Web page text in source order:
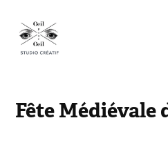
Fête Médiévale